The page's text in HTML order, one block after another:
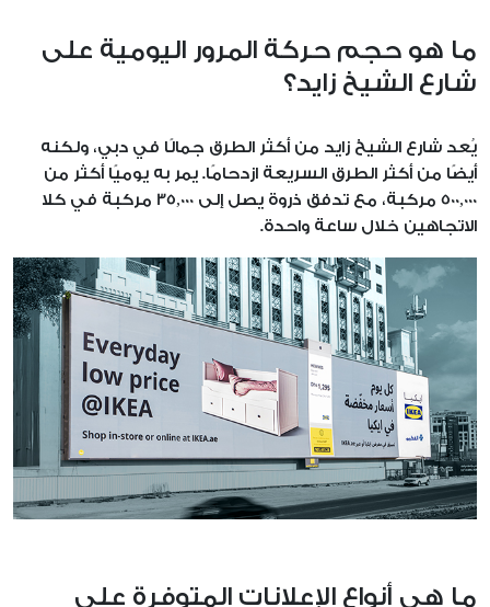
ما هو حجم حركة المرور اليومية على
شارع الشيخ زايد؟
يُعد شارع الشيخ زايد من أكثر الطرق جمالًا في دبي، ولكنه
أيضًا من أكثر الطرق السريعة ازدحامًا. يمر به يوميًا أكثر من
500,000 مركبة، مع تدفق ذروة يصل إلى 35,000 مركبة في كلا
الاتجاهين خلال ساعة واحدة.
ما هي أنواع الإعلانات المتوفرة على